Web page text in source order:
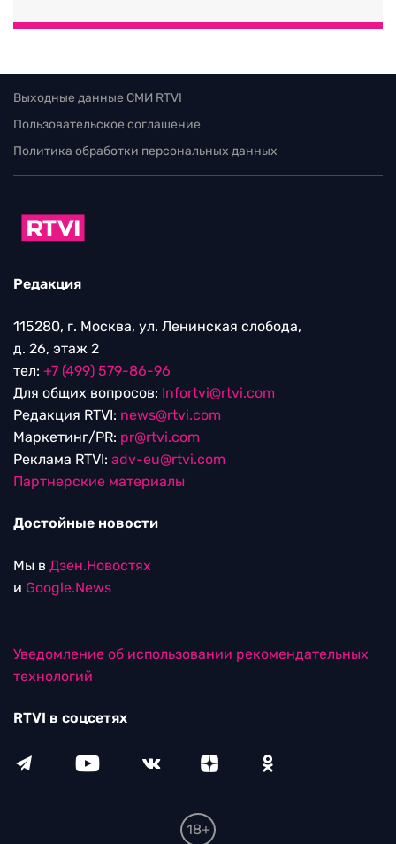
Выходные данные СМИ RTVI
Пользовательское соглашение
Политика обработки персональных данных
Редакция
115280, г. Москва, ул. Ленинская слобода,
д. 26, этаж 2
тел: +7 (499) 579-86-96
Для общих вопросов: Infortvi@rtvi.com
Редакция RTVI: news@rtvi.com
Маркетинг/PR: pr@rtvi.com
Реклама RTVI: adv-eu@rtvi.com
Партнерские материалы
Достойные новости
Мы в Дзен.Новостях
и Google.News
Уведомление об использовании рекомендательных
технологий
RTVI в соцсетях
18+